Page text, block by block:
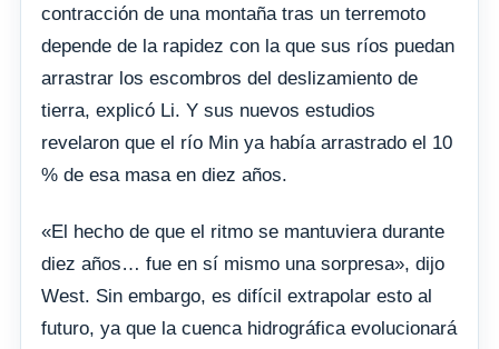
contracción de una montaña tras un terremoto
depende de la rapidez con la que sus ríos puedan
arrastrar los escombros del deslizamiento de
tierra, explicó Li. Y sus nuevos estudios
revelaron que el río Min ya había arrastrado el 10
% de esa masa en diez años.
«El hecho de que el ritmo se mantuviera durante
diez años… fue en sí mismo una sorpresa», dijo
West. Sin embargo, es difícil extrapolar esto al
futuro, ya que la cuenca hidrográfica evolucionará